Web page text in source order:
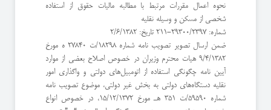
نحوه اعمال مقررات مرتبط با مطالبه مالیات حقوق از استفاده
شخصی از مسکن و وسیله نقلیه
شماره: 29300/2397-211 تاریخ: 2/6/1382
ضمن ارسال تصویر تصویب نامه شماره 18298/ت 27840 ه مورخ
9/4/1382 هیات محترم وزیران در خصوص اصلاح بعضی از موارد
آیین‌ نامه چگونگی استفاده از اتومبیل‌های دولتی و واگذاری امور
نقلیه دستگاه‌های دولتی به بخش غیر دولتی، موضوع تصویب نامه
شماره 59590/ت 351 هـ مورخ 15/12/1372، در خصوص انواع